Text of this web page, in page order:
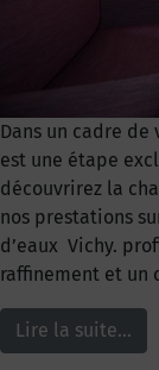
Dans un cadre
est une étape
découvrirez la
nos prestations
d’eaux Vichy.
raffinement et un
Lire la suite…